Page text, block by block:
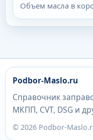
Объем масла в
Podbor-Maslo.ru
Справочник
МКПП, CVT, DSG и
© 2026 Podbor-